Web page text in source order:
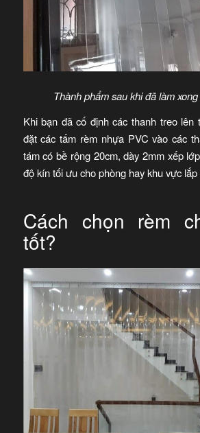
Thành phẩm sau khi đã làm
Khi bạn đã cố định các thanh treo lên
đặt các tấm rèm nhựa PVC vào các
tám có bề rộng 20cm, dày 2mm xếp
độ kín tối ưu cho phòng hay khu vực lắp
Cách chọn rèm
tốt?